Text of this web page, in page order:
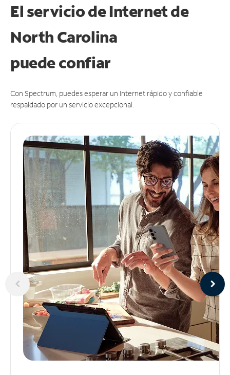
El servicio de Internet de
North Carolina
puedeconfiar
Con Spectrum, puedes esperar un Internet rápido y confiable
respaldado por un servicio excepcional.